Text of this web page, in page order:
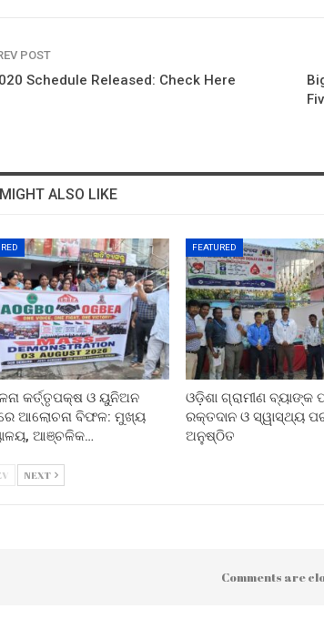
POST
Schedule Released: Check Here
ALSO LIKE
କର୍ତ୍ତୃପକ୍ଷ ଓ ୟୁନିଅନ
ଆଲୋଚନା ବିଫଳ: ମୁଖ୍ୟ
ଆଞ୍ଚଳିକ…
FEATURED
ଓଡ଼ିଶା ଗ୍ରାମୀଣ ବ୍ୟାଙ୍କ
ରକ୍ତଦାନ ଓ ସ୍ୱାସ୍ଥ୍ୟ
ଅନୁଷ୍ଠିତ
NEXT
Comments are